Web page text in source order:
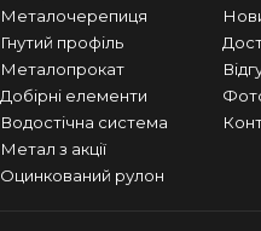
Металочерепиця
Гнутий профіль
Металопрокат
Добірні елементи
Водостічна система
Метал з акції
Оцинкований рулон